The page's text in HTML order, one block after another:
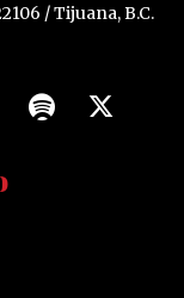
/ Tijuana, B.C.